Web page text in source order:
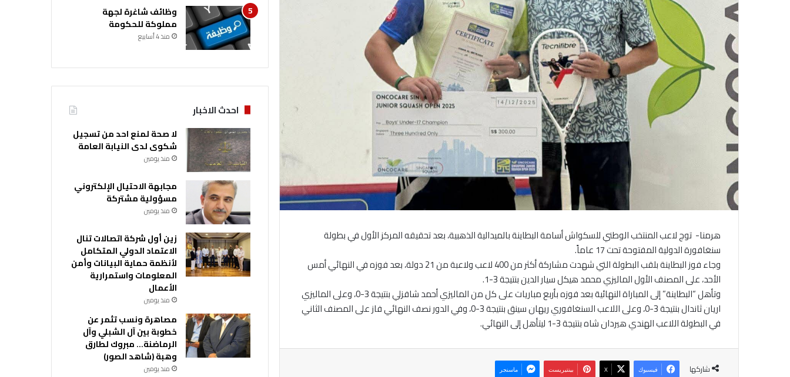
هرمنا- توج لاعب المنتخب الوطني للسكواش أسامة البطاينة بالميدالية الذهبية، بعد تحقيقه المركز الأول في بطولة
سنغافورة الدولية المفتوحة تحت 17 عاماً.
وجاء فوز البطاينة بلقب البطولة التي شهدت مشاركة أكثر من 400 لاعب ولاعبة من 21 دولة، بعد فوزه في النهائي أمس
الأحد، على المصنف الأول الماليزي محمد هيكل سيار الدين بنتيجة 3-1.
وتأهل “البطاينة” إلى المباراة النهائية بعد فوزه بأربع مباريات على كل من الماليزي أحمد شافزلي بنتيجة 3-0، وعلى الماليزي
اريان ثاندال بنتيجة 3-0، وعلى اللاعب السنغافوري ريهان سينق بنتيجة 3-0، وفي الدور نصف النهائي فاز على المصنف الثاني
في البطولة اللاعب الهندي هيردان شاه بنتيجة 3-1 ليتأهل إلى النهائي.
شاركها فيسبوك ‫X بينتيريست ماسنجر
وظائف شاغرة لجهة
مملوكة للحكومة
منذ 4 أسابيع
احدث الاخبار
لا صحة لمنع احد من تسجيل
شكوى لدى النيابة العامة
منذ يومين
مجابهة الاحتيال الإلكتروني
مسؤولية مشتركة
منذ يومين
زين أول شركة اتصالات تنال
الاعتماد الدولي المتكامل
لأنظمة حماية البيانات وأمن
المعلومات واستمرارية
الأعمال
منذ يومين
مصاهرة ونسب تثمر عن
خطوبة بين آل الشبلي وآل
الرماضنة… مبروك لطارق
وهبة (شاهد الصور)
منذ يومين